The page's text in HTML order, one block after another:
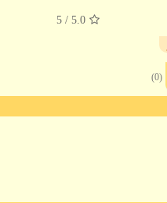
5.0
/ 5
(0)